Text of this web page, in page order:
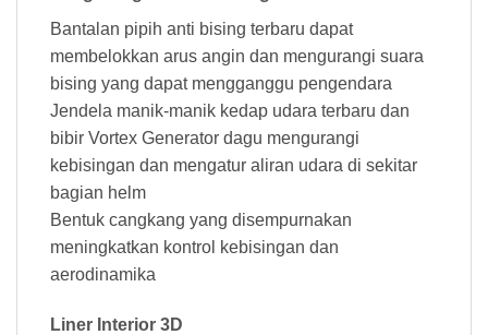
Bantalan pipih anti bising terbaru dapat
membelokkan arus angin dan mengurangi suara
bising yang dapat mengganggu pengendara
Jendela manik-manik kedap udara terbaru dan
bibir Vortex Generator dagu mengurangi
kebisingan dan mengatur aliran udara di sekitar
bagian helm
Bentuk cangkang yang disempurnakan
meningkatkan kontrol kebisingan dan
aerodinamika
Liner Interior 3D